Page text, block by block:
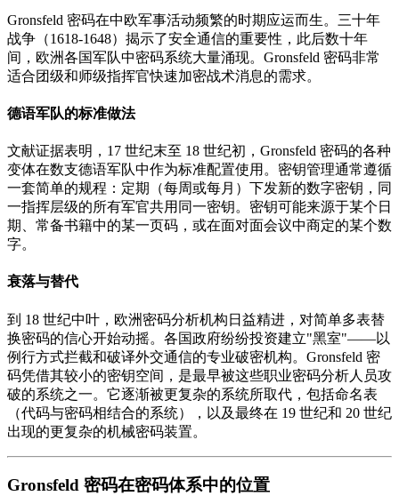
Gronsfeld 密码在中欧军事活动频繁的时期应运而生。三十年
战争（1618-1648）揭示了安全通信的重要性，此后数十年
间，欧洲各国军队中密码系统大量涌现。Gronsfeld 密码非常
适合团级和师级指挥官快速加密战术消息的需求。
德语军队的标准做法
文献证据表明，17 世纪末至 18 世纪初，Gronsfeld 密码的各种
变体在数支德语军队中作为标准配置使用。密钥管理通常遵循
一套简单的规程：定期（每周或每月）下发新的数字密钥，同
一指挥层级的所有军官共用同一密钥。密钥可能来源于某个日
期、常备书籍中的某一页码，或在面对面会议中商定的某个数
字。
衰落与替代
到 18 世纪中叶，欧洲密码分析机构日益精进，对简单多表替
换密码的信心开始动摇。各国政府纷纷投资建立"黑室"——以
例行方式拦截和破译外交通信的专业破密机构。Gronsfeld 密
码凭借其较小的密钥空间，是最早被这些职业密码分析人员攻
破的系统之一。它逐渐被更复杂的系统所取代，包括命名表
（代码与密码相结合的系统），以及最终在 19 世纪和 20 世纪
出现的更复杂的机械密码装置。
Gronsfeld 密码在密码体系中的位置